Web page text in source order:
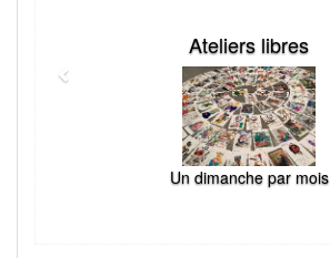
Ateliers libres
Un dimanche par mois